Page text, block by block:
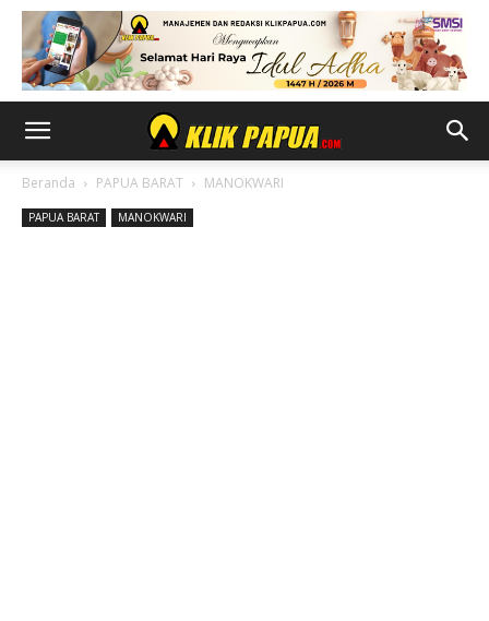
Beranda PAPUA BARAT MANOKWARI
PAPUA BARAT MANOKWARI